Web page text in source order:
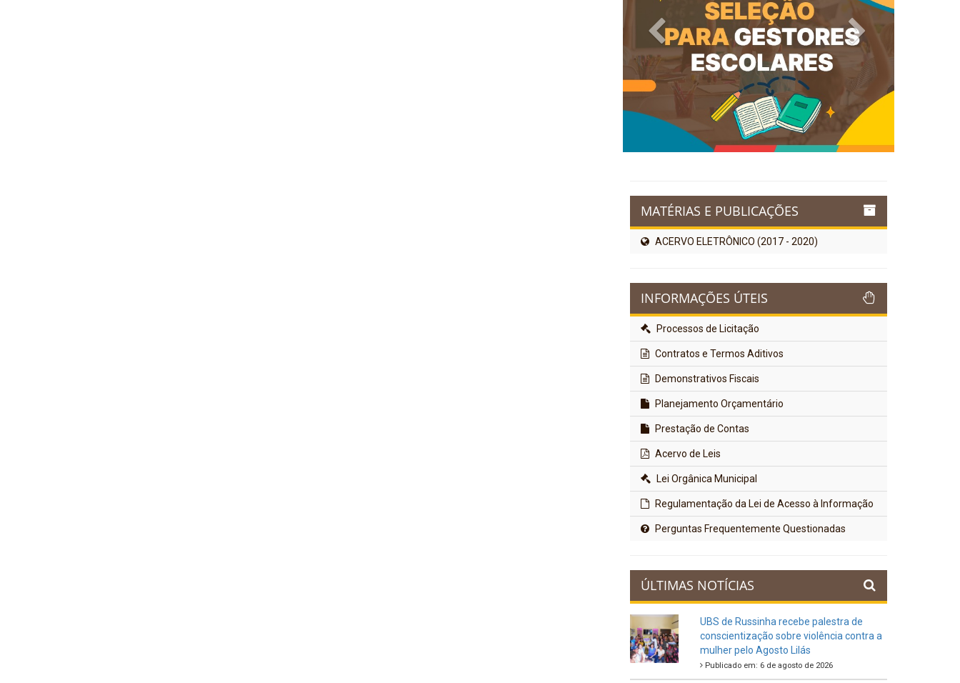
Previous Next
MATÉRIAS E PUBLICAÇÕES
ACERVO ELETRÔNICO (2017 - 2020)
INFORMAÇÕES ÚTEIS
Processos de Licitação
Contratos e Termos Aditivos
Demonstrativos Fiscais
Planejamento Orçamentário
Prestação de Contas
Acervo de Leis
Lei Orgânica Municipal
Regulamentação da Lei de Acesso à Informação
Perguntas Frequentemente Questionadas
ÚLTIMAS NOTÍCIAS
UBS de Russinha recebe palestra de
conscientização sobre violência contra a
mulher pelo Agosto Lilás
Publicado em: 6 de agosto de 2026